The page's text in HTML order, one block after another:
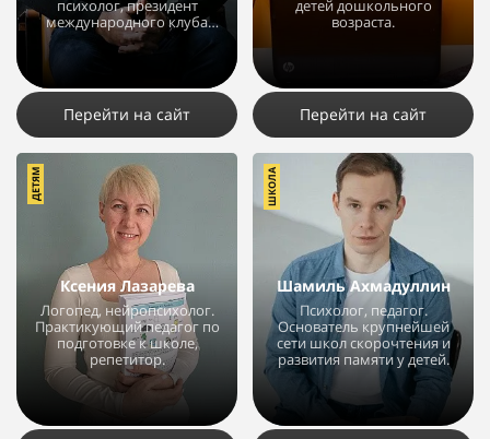
психолог, президент
международного клуба
КРОСС.
Перейти на сайт
детей дошкольного
возраста.
Перейти на сайт
Ксения Лазарева
Логопед, нейропсихолог.
Практикующий педагог по
подготовке к школе,
репетитор.
ДЕТЯМ
Шамиль Ахмадуллин
Психолог, педагог.
Основатель крупнейшей
сети школ скорочтения и
развития памяти у детей.
54
ШКОЛА